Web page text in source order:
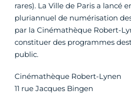
rares). La Ville de Paris a lancé
pluriannuel de numérisation
par la Cinémathèque Robert-
constituer des programmes
public.
Cinémathèque Robert-Lynen
11 rue Jacques Bingen